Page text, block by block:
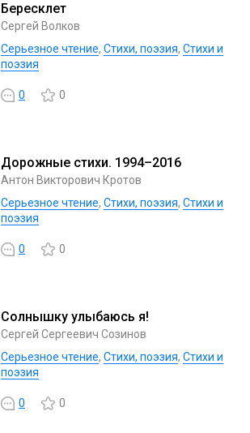
Бересклет
Сергей Волков
Серьезное чтение, Cтихи, поэзия, Стихи и
поэзия
0 0
Дорожные стихи. 1994–2016
Антон Викторович Кротов
Серьезное чтение, Cтихи, поэзия, Стихи и
поэзия
0 0
Солнышку улыбаюсь я!
Сергей Сергеевич Созинов
Серьезное чтение, Cтихи, поэзия, Стихи и
поэзия
0 0